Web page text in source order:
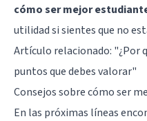
cómo ser mejor
utilidad si sientes que no
Artículo relacionado: "¿Por
puntos que debes valorar"
Consejos sobre cómo ser
En las próximas líneas